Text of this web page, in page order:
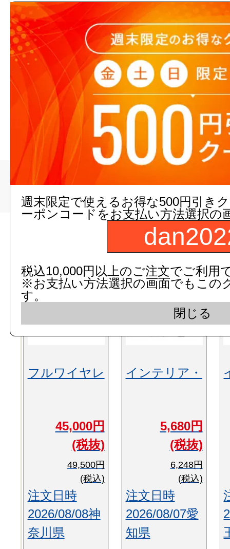
リフォームダクト（
トップページ
リフォームダクト（モール）
現在の店舗受注状
フルワイヤレ
45,000円
(税抜)
49,500円
(税込)
注文日時
2026/08/08神
奈川県
インテリア・
5,680円
(税抜)
6,248円
(税込)
注文日時
2026/08/07愛
知県
週末限定で使えるお得な500円引き
ーポンコードをお支払い方法選択の
税込10,000円以上のご注文でご利用
※お支払い方法選択の画面でもこの
す。
閉じる